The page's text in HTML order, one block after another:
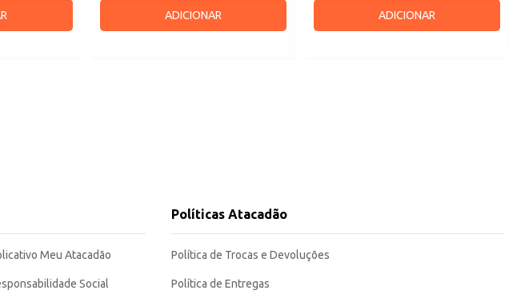
ADICIONAR ADICIONAR
Meu Atacadão
Social
Políticas Atacadão
Política de Trocas e Devoluções
Política de Entregas